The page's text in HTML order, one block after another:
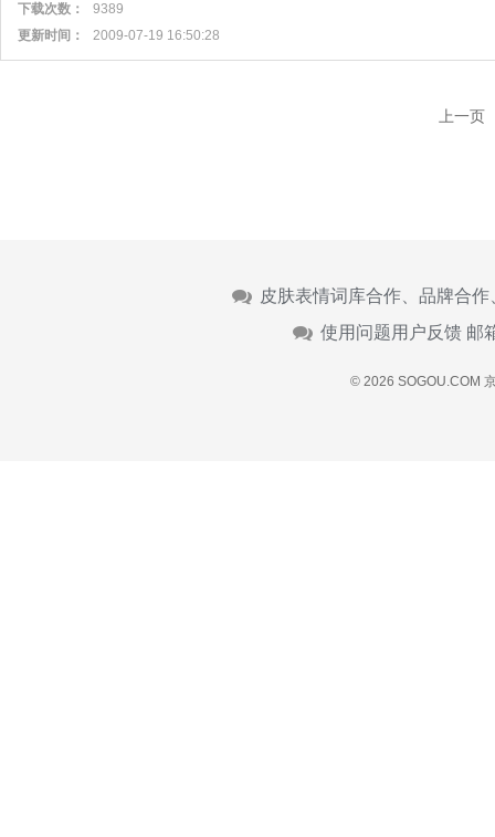
下载次数：
9389
更新时间：
2009-07-19 16:50:28
上一页
皮肤表情词库合作、品牌合
使用问题用户反馈 邮
© 2026 SOGOU.COM